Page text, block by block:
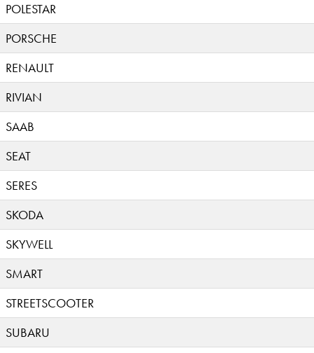
POLESTAR
PORSCHE
RENAULT
RIVIAN
SAAB
SEAT
SERES
SKODA
SKYWELL
SMART
STREETSCOOTER
SUBARU